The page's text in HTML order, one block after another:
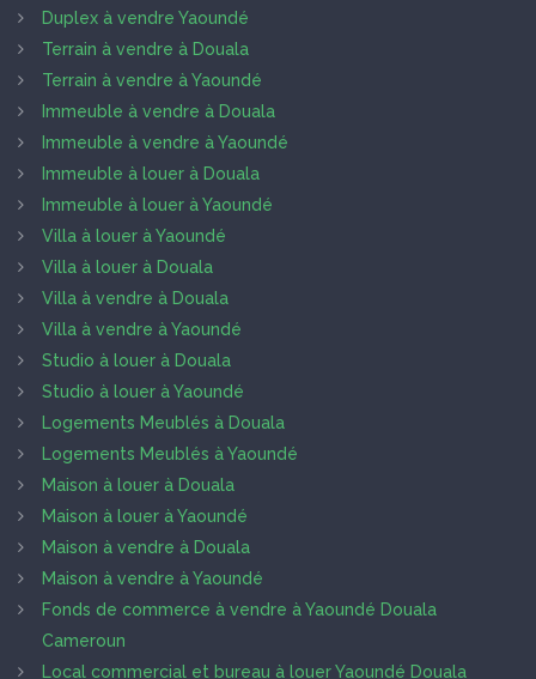
Duplex à vendre Yaoundé
Terrain à vendre à Douala
Terrain à vendre à Yaoundé
Immeuble à vendre à Douala
Immeuble à vendre à Yaoundé
Immeuble à louer à Douala
Immeuble à louer à Yaoundé
Villa à louer à Yaoundé
Villa à louer à Douala
Villa à vendre à Douala
Villa à vendre à Yaoundé
Studio à louer à Douala
Studio à louer à Yaoundé
Logements Meublés à Douala
Logements Meublés à Yaoundé
Maison à louer à Douala
Maison à louer à Yaoundé
Maison à vendre à Douala
Maison à vendre à Yaoundé
Fonds de commerce à vendre à Yaoundé Douala
Cameroun
Local commercial et bureau à louer Yaoundé Douala